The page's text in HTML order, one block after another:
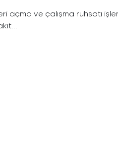
açma ve çalışma ruhsatı